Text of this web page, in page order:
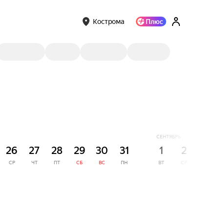
Кострома
26
СР
27
ЧТ
28
ПТ
29
СБ
30
ВС
31
ПН
СЕНТЯБРЬ
1
ВТ
2